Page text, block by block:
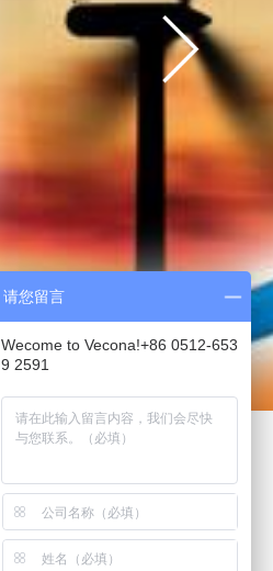
请您留言
Wecome to Vecona!+86 0512-653
9 2591